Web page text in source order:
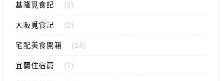
基隆覓食記 (3)
大阪覓食記 (2)
宅配美食開箱 (14)
宜蘭住宿篇 (1)